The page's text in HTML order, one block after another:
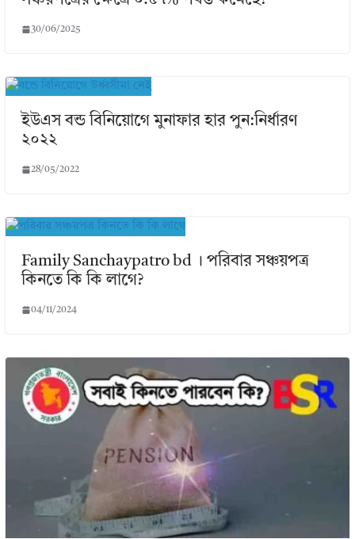
30/06/2025
ইউএস বন্ড বিনিয়োগে মুনাফার হার পুন:নির্ধারণ
২০২২
28/05/2022
Family Sanchaypatro bd । পরিবার সঞ্চয়পত্র
কিনতে কি কি লাগে?
04/11/2024